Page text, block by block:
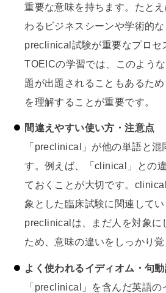
重要な意味を持ちます。たと
わるビジネスシーンや学術的な
preclinical試験が重要なプロセ
TOEICの学習では、このよう
題が出題されることもあるた
を理解することが重要です。
間違えやすい使い方・注意点
「preclinical」が他の単語と混
す。例えば、「clinical」との
ておくことが大切です。
象とした臨床試験に関連してい
preclinicalは、まだ人を対象に
ため、意味の違いをしっかり覚
よく使われるイディオム・句
「preclinical」を含んだ英語